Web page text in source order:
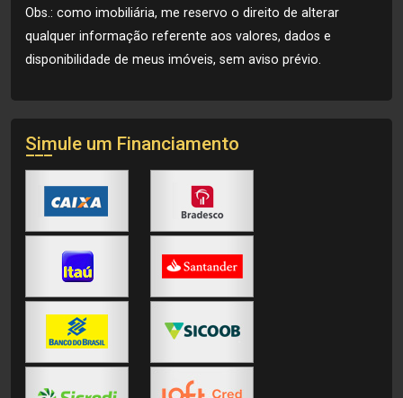
Obs.: como imobiliária, me reservo o direito de alterar
qualquer informação referente aos valores, dados e
disponibilidade de meus imóveis, sem aviso prévio.
Simule um Financiamento